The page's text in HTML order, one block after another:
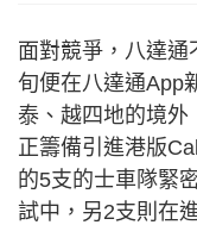
面對競爭，八達通
旬便在八達通App
泰、越四地的境外
正籌備引進港版
的5支的士車隊緊
試中，另2支則在